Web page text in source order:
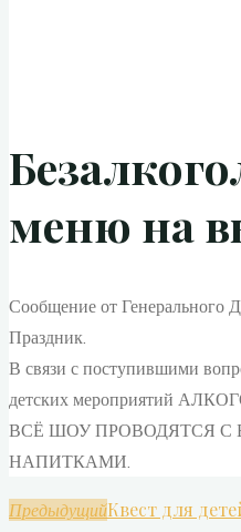
меню на
Сообщение от Генерального
Праздник.
В связи с поступившими
детских мероприятий
ВСЁ ШОУ ПРОВОДЯТСЯ С
НАПИТКАМИ.
ПредыдущийКвест для